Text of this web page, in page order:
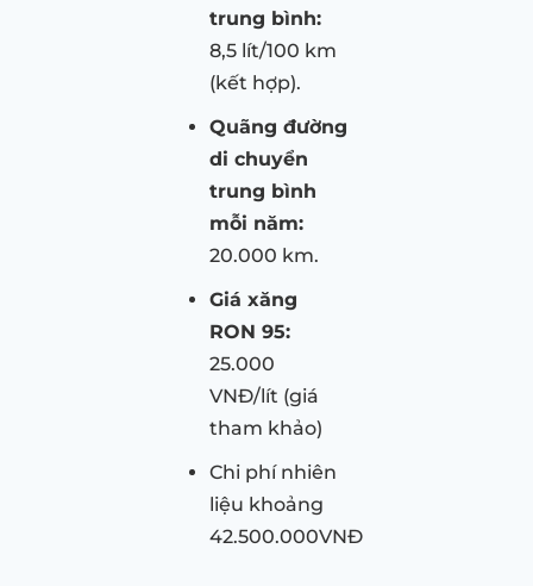
trung bình:
8,5 lít/100 km
(kết hợp).
Quãng đường
di chuyển
trung bình
mỗi năm:
20.000 km.
Giá xăng
RON 95:
25.000
VNĐ/lít (giá
tham khảo)
Chi phí nhiên
liệu khoảng
42.500.000VNĐ